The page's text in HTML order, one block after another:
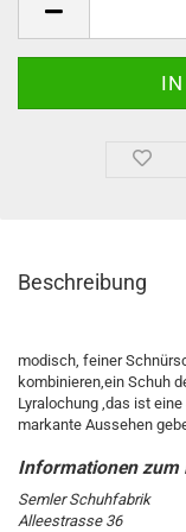
Beschreibung
modisch, feiner
kombinieren,ein Schuh
Lyralochung ,das ist
markante Aussehen
Semler Schuhfabrik
Alleestrasse 36